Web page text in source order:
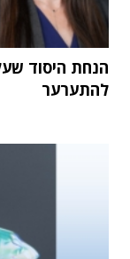
הנחת היסוד
להתערער